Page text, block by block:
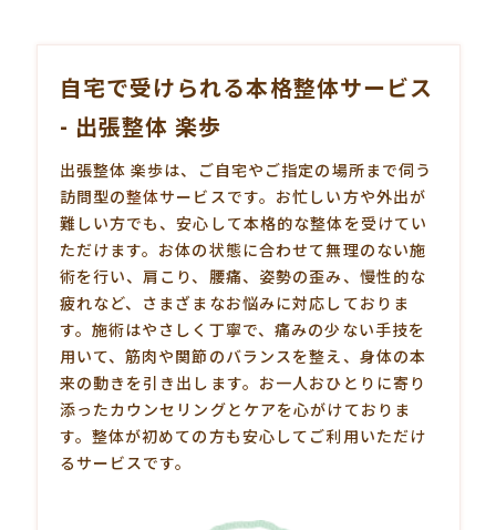
自宅で受けられる本格整体サービス
- 出張整体 楽歩
出張整体 楽歩は、ご自宅やご指定の場所まで伺う
訪問型の整体サービスです。お忙しい方や外出が
難しい方でも、安心して本格的な整体を受けてい
ただけます。お体の状態に合わせて無理のない施
術を行い、肩こり、腰痛、姿勢の歪み、慢性的な
疲れなど、さまざまなお悩みに対応しておりま
す。施術はやさしく丁寧で、痛みの少ない手技を
用いて、筋肉や関節のバランスを整え、身体の本
来の動きを引き出します。お一人おひとりに寄り
添ったカウンセリングとケアを心がけておりま
す。整体が初めての方も安心してご利用いただけ
るサービスです。